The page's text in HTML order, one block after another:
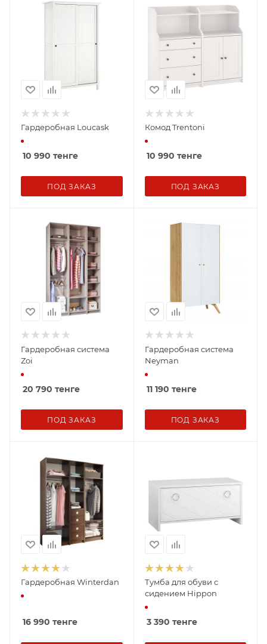
Гардеробная Loucask
10 990 тенге
ПОД ЗАКАЗ
Комод Trentoni
10 990 тенге
ПОД ЗАКАЗ
Гардеробная система
Zoi
20 790 тенге
ПОД ЗАКАЗ
Гардеробная система
Neyman
11 190 тенге
ПОД ЗАКАЗ
Гардеробная Winterdan
16 990 тенге
Тумба для обуви с
сидением Hippon
3 390 тенге